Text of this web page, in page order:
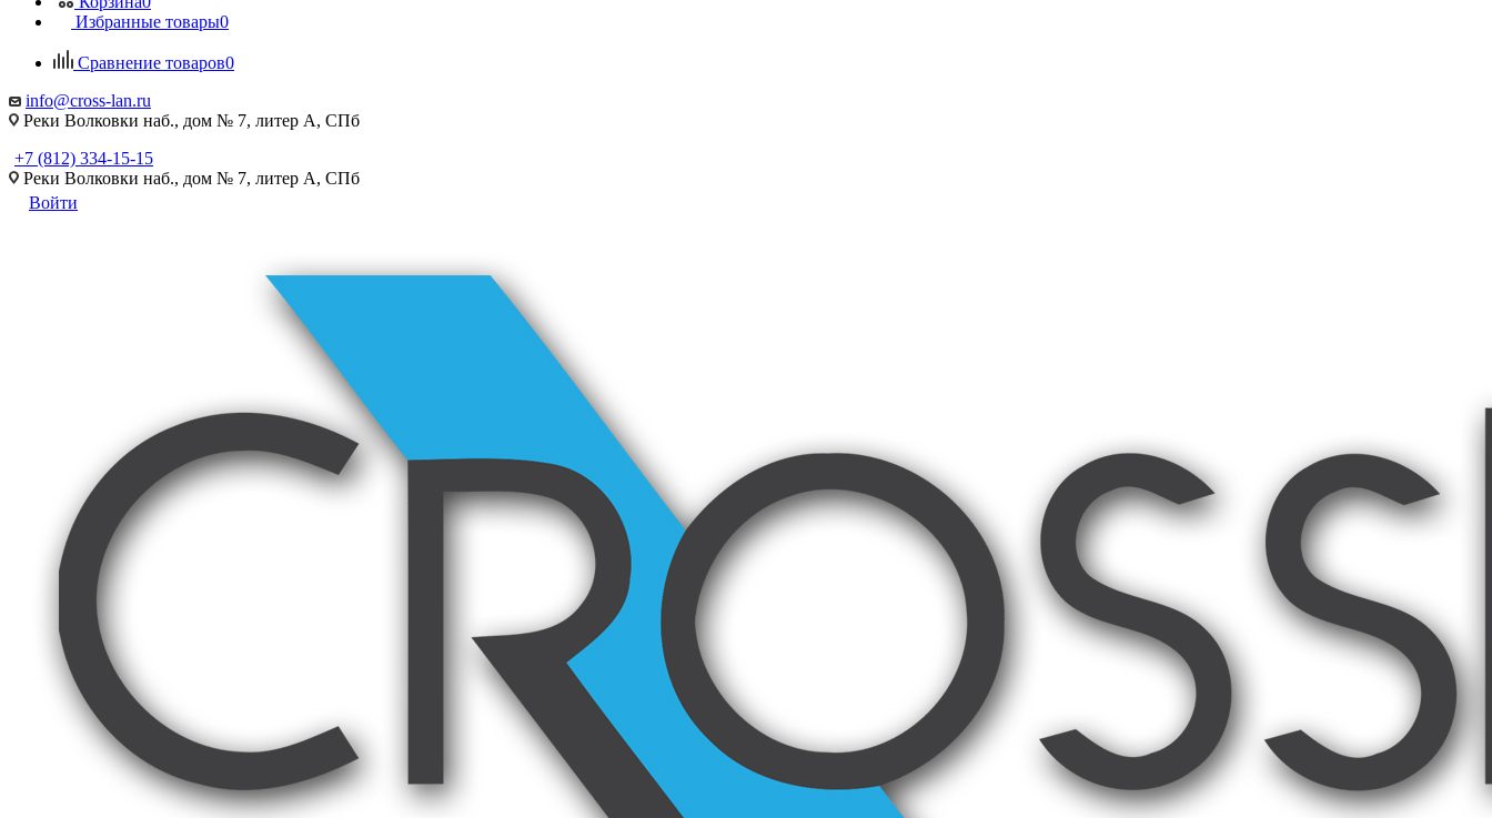
Избранные товары0
Сравнение товаров0
info@cross-lan.ru
Реки Волковки наб., дом № 7, литер А, СПб
+7 (812) 334-15-15
Реки Волковки наб., дом № 7, литер А, СПб
Войти